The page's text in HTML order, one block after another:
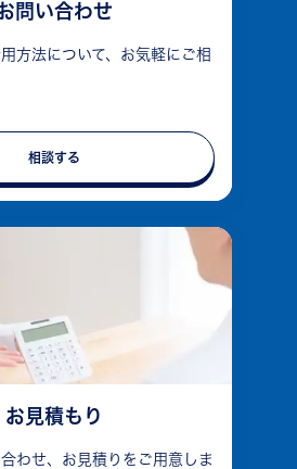
問い合わせ
方法について、お気軽にご相
相談する
お見積もり
わせ、お見積りをご用意しま